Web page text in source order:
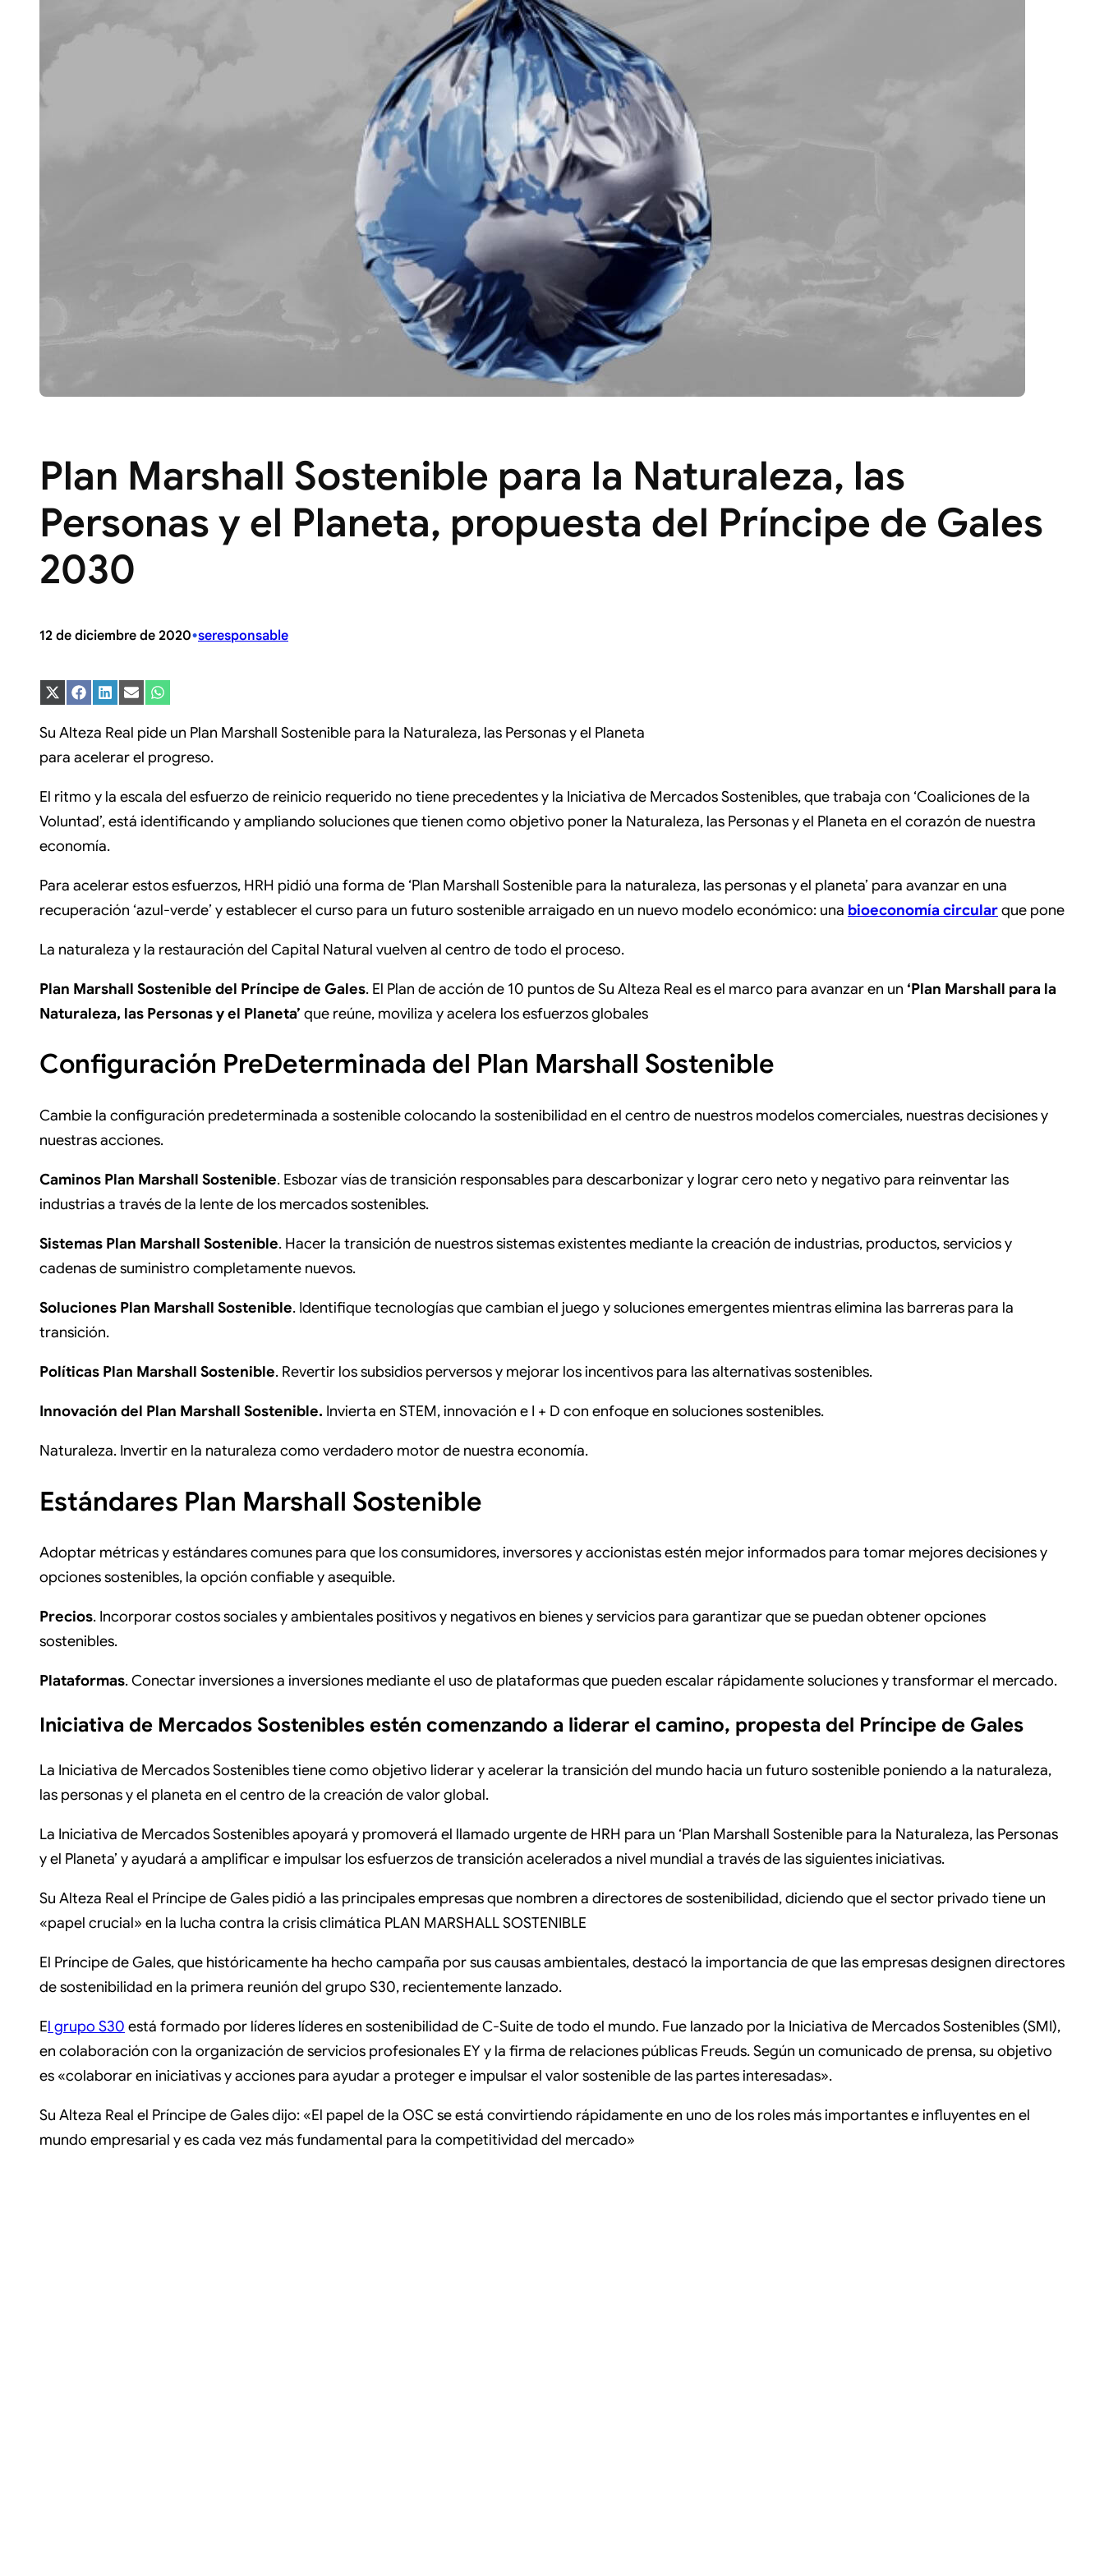
Plan Marshall Sostenible para la Naturaleza, las
Personas y el Planeta, propuesta del Príncipe de Gales
2030
12 de diciembre de 2020•seresponsable
Compartir
X
(Twitter)
Compartir
Facebook
Compartir
LinkedIn
Compartir
Email
Compartir
WhatsApp
Su Alteza Real pide un Plan Marshall Sostenible para la Naturaleza, las Personas y el Planeta
para acelerar el progreso.
El ritmo y la escala del esfuerzo de reinicio requerido no tiene precedentes y la Iniciativa de Mercados Sostenibles, que trabaja con ‘Coaliciones de la
Voluntad’, está identificando y ampliando soluciones que tienen como objetivo poner la Naturaleza, las Personas y el Planeta en el corazón de nuestra
economía.
Para acelerar estos esfuerzos, HRH pidió una forma de ‘Plan Marshall Sostenible para la naturaleza, las personas y el planeta’ para avanzar en una
recuperación ‘azul-verde’ y establecer el curso para un futuro sostenible arraigado en un nuevo modelo económico: una bioeconomía circularque pone
La naturaleza y la restauración del Capital Natural vuelven al centro de todo el proceso.
Plan Marshall Sostenible del Príncipe de Gales. El Plan de acción de 10 puntos de Su Alteza Real es el marco para avanzar en un ‘Plan Marshall para la
Naturaleza, las Personas y el Planeta’ que reúne, moviliza y acelera los esfuerzos globales
Configuración PreDeterminada del Plan Marshall Sostenible
Cambie la configuración predeterminada a sostenible colocando la sostenibilidad en el centro de nuestros modelos comerciales, nuestras decisiones y
nuestras acciones.
Caminos Plan Marshall Sostenible. Esbozar vías de transición responsables para descarbonizar y lograr cero neto y negativo para reinventar las
industrias a través de la lente de los mercados sostenibles.
Sistemas Plan Marshall Sostenible. Hacer la transición de nuestros sistemas existentes mediante la creación de industrias, productos, servicios y
cadenas de suministro completamente nuevos.
Soluciones Plan Marshall Sostenible. Identifique tecnologías que cambian el juego y soluciones emergentes mientras elimina las barreras para la
transición.
Políticas Plan Marshall Sostenible. Revertir los subsidios perversos y mejorar los incentivos para las alternativas sostenibles.
Innovación del Plan Marshall Sostenible. Invierta en STEM, innovación e I + D con enfoque en soluciones sostenibles.
Naturaleza. Invertir en la naturaleza como verdadero motor de nuestra economía.
Estándares Plan Marshall Sostenible
Adoptar métricas y estándares comunes para que los consumidores, inversores y accionistas estén mejor informados para tomar mejores decisiones y
opciones sostenibles, la opción confiable y asequible.
Precios. Incorporar costos sociales y ambientales positivos y negativos en bienes y servicios para garantizar que se puedan obtener opciones
sostenibles.
Plataformas. Conectar inversiones a inversiones mediante el uso de plataformas que pueden escalar rápidamente soluciones y transformar el mercado.
Iniciativa de Mercados Sostenibles estén comenzando a liderar el camino, propesta del Príncipe de Gales
La Iniciativa de Mercados Sostenibles tiene como objetivo liderar y acelerar la transición del mundo hacia un futuro sostenible poniendo a la naturaleza,
las personas y el planeta en el centro de la creación de valor global.
La Iniciativa de Mercados Sostenibles apoyará y promoverá el llamado urgente de HRH para un ‘Plan Marshall Sostenible para la Naturaleza, las Personas
y el Planeta’ y ayudará a amplificar e impulsar los esfuerzos de transición acelerados a nivel mundial a través de las siguientes iniciativas.
Su Alteza Real el Príncipe de Gales pidió a las principales empresas que nombren a directores de sostenibilidad, diciendo que el sector privado tiene un
«papel crucial» en la lucha contra la crisis climática PLAN MARSHALL SOSTENIBLE
El Príncipe de Gales, que históricamente ha hecho campaña por sus causas ambientales, destacó la importancia de que las empresas designen directores
de sostenibilidad en la primera reunión del grupo S30, recientemente lanzado.
El grupo S30 está formado por líderes líderes en sostenibilidad de C-Suite de todo el mundo. Fue lanzado por la Iniciativa de Mercados Sostenibles (SMI),
en colaboración con la organización de servicios profesionales EY y la firma de relaciones públicas Freuds. Según un comunicado de prensa, su objetivo
es «colaborar en iniciativas y acciones para ayudar a proteger e impulsar el valor sostenible de las partes interesadas».
Su Alteza Real el Príncipe de Gales dijo: «El papel de la OSC se está convirtiendo rápidamente en uno de los roles más importantes e influyentes en el
mundo empresarial y es cada vez más fundamental para la competitividad del mercado»